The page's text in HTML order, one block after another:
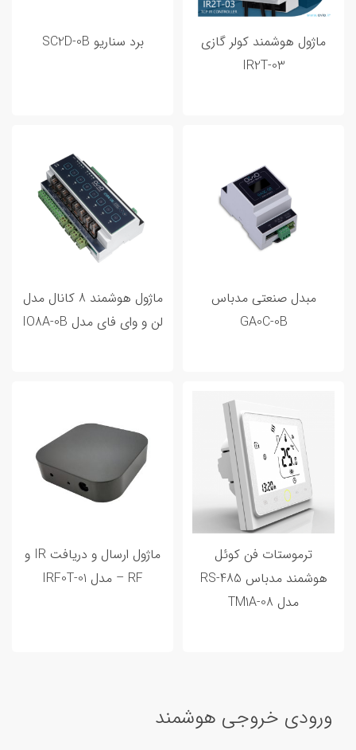
ماژول هوشمند کولر گازی
IR2T-03
برد سناریو SC2D-0B
مبدل صنعتی مدباس
GA0C-0B
ماژول هوشمند 8 کانال مدل
لن و وای فای مدل IO8A-0B
ترموستات فن کوئل
هوشمند مدباس RS-485
مدل TM1A-08
ماژول ارسال و دریافت IR و
RF – مدل IRF0T-01
ورودی خروجی هوشمند
ورودی خروجی هوشمند
مطالب پر بازدید
20 اردیبهشت 1402
0 تا 100 خانه هوشمند و مراحل هوشمند
سازی خانه شما